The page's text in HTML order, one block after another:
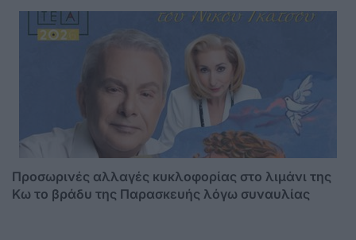
Προσωρινές αλλαγές κυκλοφορίας στο λιμάνι της
Κω το βράδυ της Παρασκευής λόγω συναυλίας